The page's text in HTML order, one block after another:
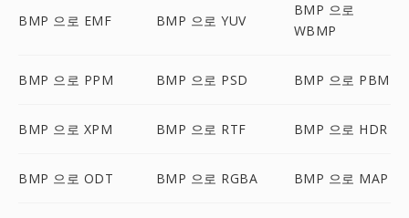
BMP 으로 EMF BMP 으로 YUV
BMP 으로
WBMP
BMP 으로 PPM BMP 으로 PSD BMP 으로 PBM
BMP 으로 XPM BMP 으로 RTF BMP 으로 HDR
BMP 으로 ODT BMP 으로 RGBA BMP 으로 MAP